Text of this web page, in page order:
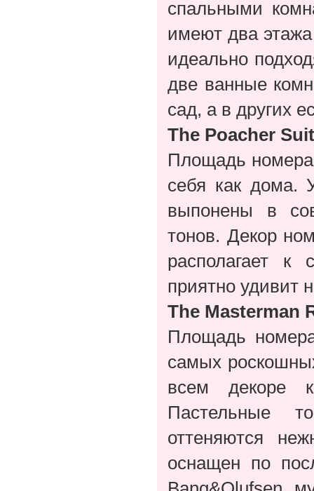
спальными
имеют два этажа
идеально
две ванные
сад, а в других
The Poacher
Площадь номера
себя как дома.
выпонены в
тонов. Декор
располагает
приятно удивит
The Masterman
Площадь
самых
всем декоре
Пастельные
оттеняются
оснащен по